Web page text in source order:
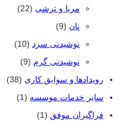
مربا و ترشی (22)
نان (9)
نوشیدنی سرد (10)
نوشیدنی گرم (9)
رویدادها و سوابق کاری (38)
سایر خدمات موسسه (1)
فراگیران موفق (1)